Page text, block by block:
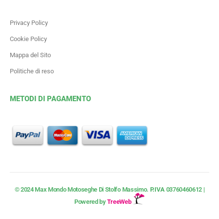
Privacy Policy
Cookie Policy
Mappa del Sito
Politiche di reso
METODI DI PAGAMENTO
© 2024 Max Mondo Motoseghe Di Stolfo Massimo. P.IVA03760460612 |
Powered byTreeWeb